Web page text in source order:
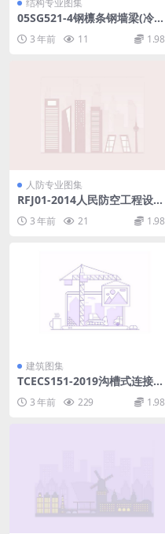
结构专业图集
05SG521-4钢檩条钢墙梁(冷弯
薄壁卷边槽钢、高频焊接薄壁
H型钢墙梁).pdf
3 年前 11 1.98
人防专业图集
RFJ01-2014人民防空工程设备
3 年前 21 1.98
建筑图集
TCECS151-2019沟槽式连接管
3 年前 229 1.98